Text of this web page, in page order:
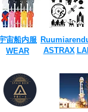
ASTRAX​
宙船内服
​WEAR